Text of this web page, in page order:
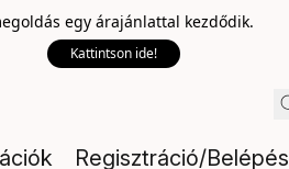
egy árajánlattal kezdődik.
Kattintson ide!
Regisztráció/Belépés